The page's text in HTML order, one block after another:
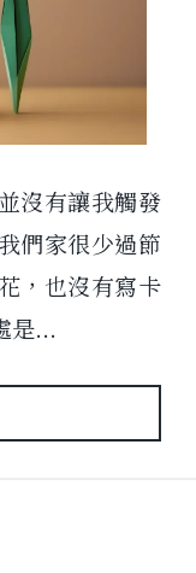
沒有讓我觸發
們家很少過節
，也沒有寫卡
是...